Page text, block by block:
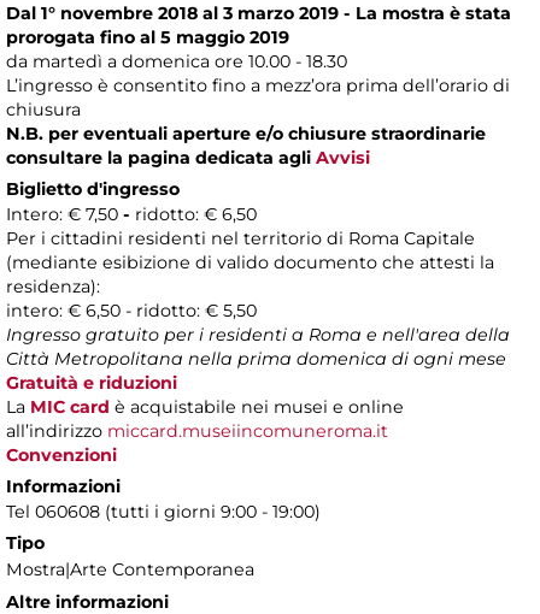
Dal 1° novembre 2018 al 3 marzo 2019 - La mostra è stata
prorogata fino al 5 maggio 2019
da martedì a domenica ore 10.00 - 18.30
L’ingresso è consentito fino a mezz’ora prima dell’orario di
chiusura
N.B. per eventuali aperture e/o chiusure straordinarie
consultare la pagina dedicata agli Avvisi
Biglietto d'ingresso
Intero: € 7,50 - ridotto: € 6,50
Per i cittadini residenti nel territorio di Roma Capitale
(mediante esibizione di valido documento che attesti la
residenza):
intero: € 6,50 - ridotto: € 5,50
Ingresso gratuito per i residenti a Roma e nell'area della
Città Metropolitana nella prima domenica di ogni mese
Gratuità e riduzioni
La MIC card è acquistabile nei musei e online
all’indirizzo miccard.museiincomuneroma.it
Convenzioni
Informazioni
Tel 060608 (tutti i giorni 9:00 - 19:00)
Tipo
Mostra|Arte Contemporanea
Altre informazioni